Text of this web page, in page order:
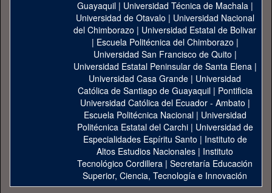
Guayaquil| Universidad Técnica de Machala|
Universidad de Otavalo | Universidad Nacional
del Chimborazo | Universidad Estatal de Bolivar
| Escuela Politécnica del Chimborazo |
Universidad San Francisco de Quito |
Universidad Estatal Peninsular de Santa Elena|
Universidad Casa Grande | Universidad
Católica de Santiago de Guayaquil| Pontificia
Universidad Católica del Ecuador - Ambato |
Escuela Politécnica Nacional| Universidad
Politécnica Estatal del Carchi| Universidad de
Especialidades Espíritu Santo | Instituto de
Altos Estudios Nacionales | Instituto
Tecnológico Cordillera | Secretaría Educación
Superior, Ciencia, Tecnología e Innovación